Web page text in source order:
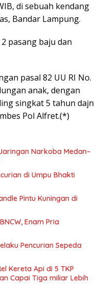
di sebuah kendang
Bandar Lampung.
pasang baju dan
pasal 82 UU RI No.
anak, dengan
singkat 5 tahun dajn
Pol Alfret.(*)
Narkoba Medan–
di Umpu Bhakti
Pintu Kuningan di
Enam Pria
Pencurian Sepeda
Kereta Api di 5 TKP
Capai Tiga miliar Lebih